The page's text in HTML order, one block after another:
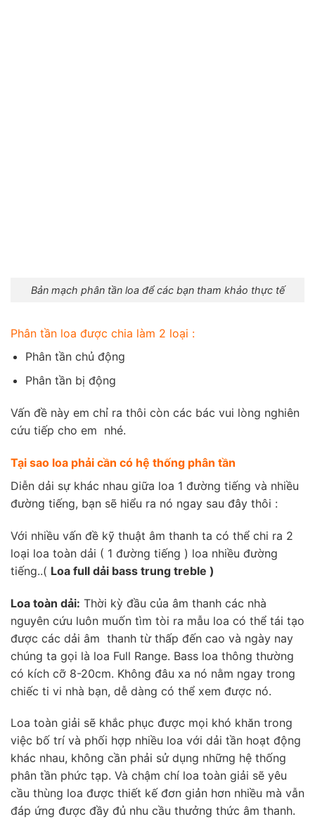
Bản mạch phân tần loa để các bạn tham khảo thực tế
Phân tần loa được chia làm 2 loại :
Phân tần chủ động
Phân tần bị động
Vấn đề này em chỉ ra thôi còn các bác vui lòng nghiên
cứu tiếp cho em nhé.
Tại sao loa phải cần có hệ thống phân tần
Diễn dải sự khác nhau giữa loa 1 đường tiếng và nhiều
đường tiếng, bạn sẽ hiểu ra nó ngay sau đây thôi :
Với nhiều vấn đề kỹ thuật âm thanh ta có thể chi ra 2
loại loa toàn dải ( 1 đường tiếng ) loa nhiều đường
tiếng..( Loa full dải bass trung treble )
Loa toàn dải: Thời kỳ đầu của âm thanh các nhà
nguyên cứu luôn muốn tìm tòi ra mẫu loa có thể tái tạo
được các dải âm thanh từ thấp đến cao và ngày nay
chúng ta gọi là loa Full Range. Bass loa thông thường
có kích cỡ 8-20cm. Không đâu xa nó nằm ngay trong
chiếc ti vi nhà bạn, dễ dàng có thể xem được nó.
Loa toàn giải sẽ khắc phục được mọi khó khăn trong
việc bố trí và phối hợp nhiều loa với dải tần hoạt động
khác nhau, không cần phải sử dụng những hệ thống
phân tần phức tạp. Và chậm chí loa toàn giải sẽ yêu
cầu thùng loa được thiết kế đơn giản hơn nhiều mà vẫn
đáp ứng được đầy đủ nhu cầu thưởng thức âm thanh.